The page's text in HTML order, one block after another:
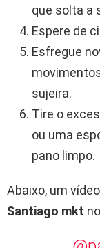
que solta a
Espere de
Esfregue
sujeira.
Tire o
ou uma
pano limpo.
Abaixo, um
Santiago mkt